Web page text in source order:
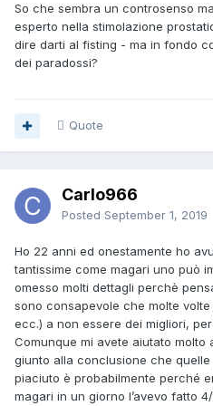
So che sembra un controsenso
esperto nella stimolazione
dire darti al fisting - ma in fondo
dei paradossi?
Quote
Carlo966
Posted September 1, 2019
Ho 22 anni ed onestamente ho
tantissime come magari uno può
omesso molti dettagli perchè
sono consapevole che molte
ecc.) a non essere dei migliori,
Comunque mi avete aiutato
giunto alla conclusione che
piaciuto è probabilmente perché
magari in un giorno l’avevo fatto